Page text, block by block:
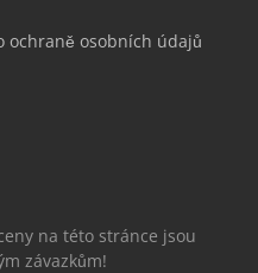
ochraně osobních údajů
na této stránce jsou
závazkům!